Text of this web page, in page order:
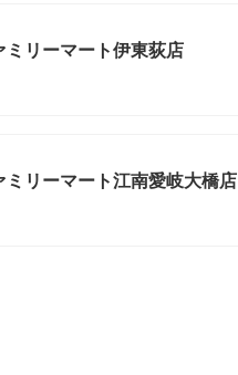
ミリーマート伊東荻店
ミリーマート江南愛岐大橋店